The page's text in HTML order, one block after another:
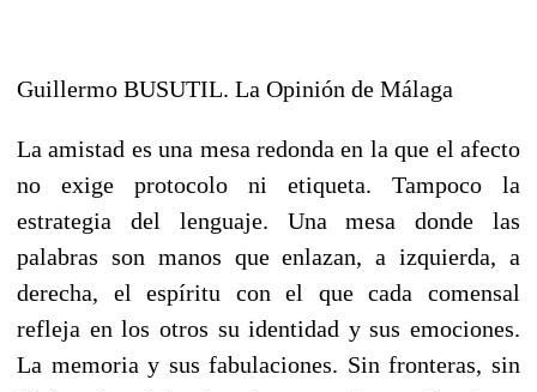
Guillermo BUSUTIL. La Opinión de Málaga
La amistad es una mesa redonda en la que el afecto
no exige protocolo ni etiqueta. Tampoco la
estrategia del lenguaje. Una mesa donde las
palabras son manos que enlazan, a izquierda, a
derecha, el espíritu con el que cada comensal
refleja en los otros su identidad y sus emociones.
La memoria y sus fabulaciones. Sin fronteras, sin